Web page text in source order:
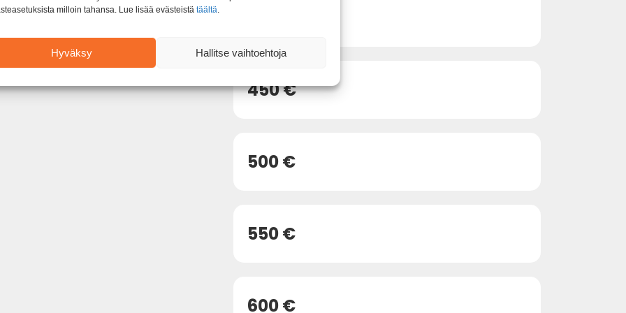
milloin tahansa. Lue lisää evästeistä täältä.
Hyväksy Hallitse vaihtoehtoja
450 €
500 €
550 €
600 €